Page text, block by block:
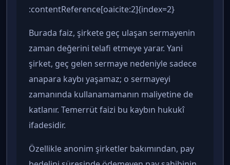
:contentReference[oaicite:2]{index=2}
Burada faiz, şirkete geç ulaşan sermayenin
zaman değerini telafi etmeye yarar. Yani
şirket, geç gelen sermaye nedeniyle sadece
anapara kaybı yaşamaz; o sermayeyi
zamanında kullanamamanın maliyetine de
katlanır. Temerrüt faizi bu kaybın hukukî
ifadesidir.
Özellikle anonim şirketler bakımından, pay